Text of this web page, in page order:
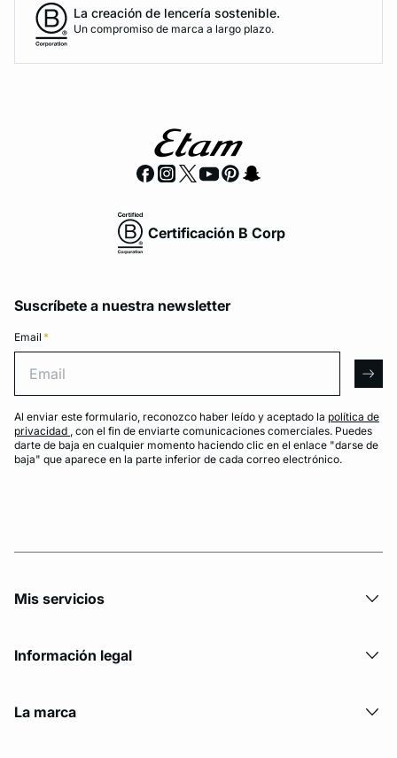
La creación de lencería sostenible.
Un compromiso de marca a largo plazo.
Certificación B Corp
Suscríbete a nuestra newsletter
Email *
Al enviar este formulario, reconozco haber leído y aceptado la política de
privacidad , con el fin de enviarte comunicaciones comerciales. Puedes
darte de baja en cualquier momento haciendo clic en el enlace "darse de
baja" que aparece en la parte inferior de cada correo electrónico.
Mis servicios
Información legal
La marca